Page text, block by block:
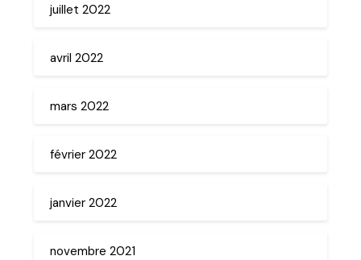
juillet 2022
avril 2022
mars 2022
février 2022
janvier 2022
novembre 2021